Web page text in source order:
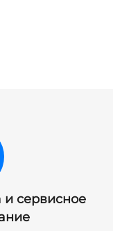
и сервисное